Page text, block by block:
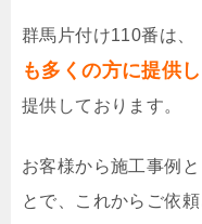
群馬片付け110番は、
も多くの方に提供し
提供しております。
お客様から施工事例
とで、これからご依